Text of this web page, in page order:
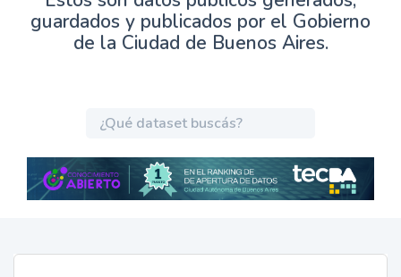
guardados y publicados por el Gobierno
de la Ciudad de Buenos Aires.